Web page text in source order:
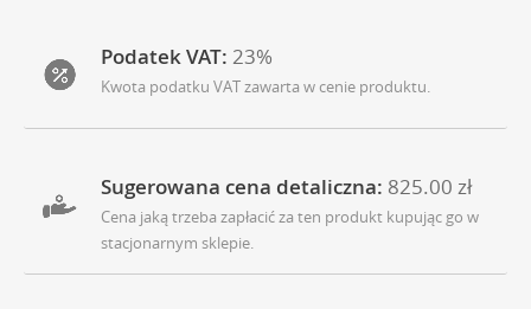
Podatek VAT: 23%
Kwota podatku VAT zawarta w cenie produktu.
Sugerowana cena detaliczna: 825.00 zł
Cena jaką trzeba zapłacić za ten produkt kupując go w
stacjonarnym sklepie.